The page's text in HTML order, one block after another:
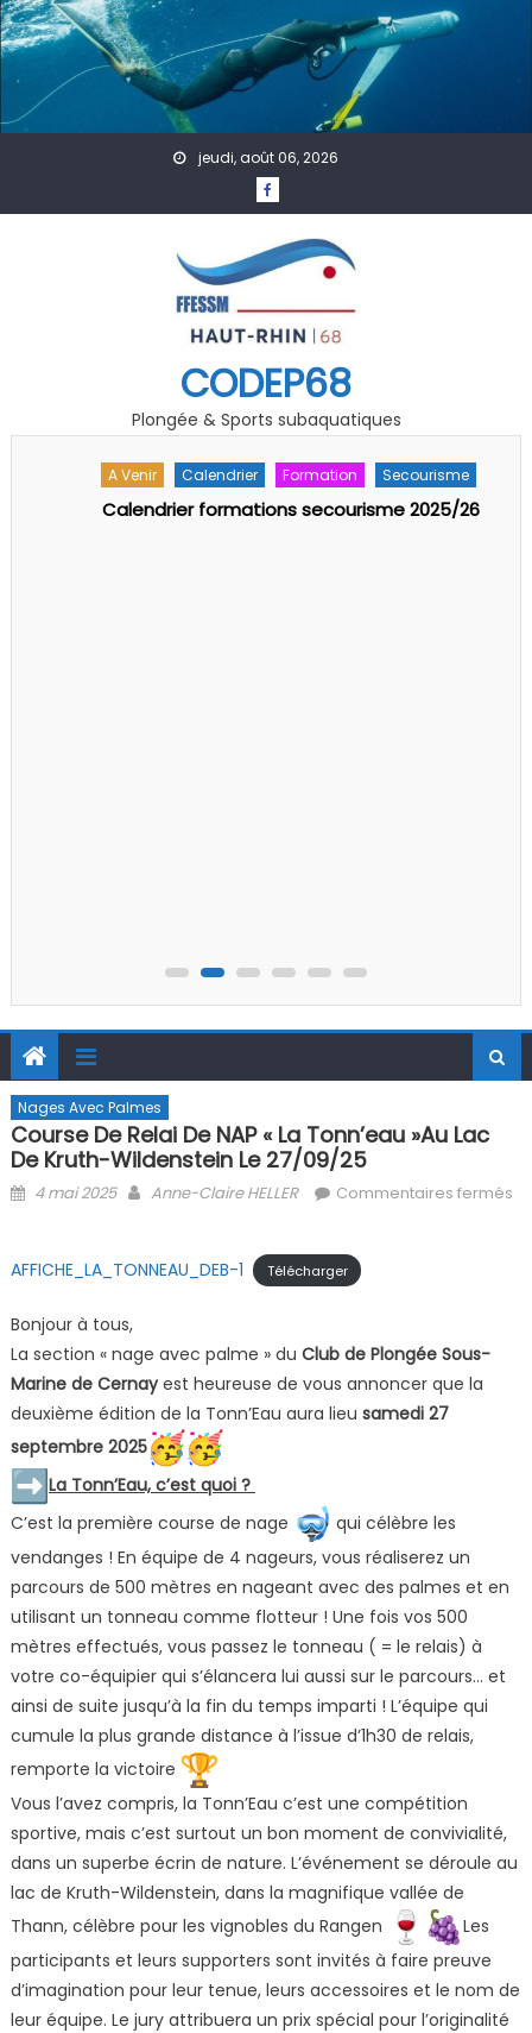
Skip to content
jeudi, août 06, 2026
CODEP68
Plongée & Sports subaquatiques
A Venir Calendrier Formation Secourisme
Calendrier formations secourisme 2025/26
Nages Avec Palmes
Course De Relai De NAP « La Tonn’eau »au Lac
De Kruth-Wildenstein Le 27/09/25
Posted on
4 mai 2025 Author
Anne-Claire HELLER
Commentaires fermés
AFFICHE_LA_TONNEAU_DEB-1 Télécharger
Bonjour à tous,
La section « nage avec palme » du Club de Plongée Sous-
Marine de Cernayest heureuse de vous annoncer que la
deuxième édition de la Tonn’Eau aura lieu samedi 27
septembre 2025
La Tonn’Eau, c’est quoi ?
C’est la première course de nage
qui célèbre les
vendanges ! En équipe de 4 nageurs, vous réaliserez un
parcours de 500 mètres en nageant avec des palmes et en
utilisant un tonneau comme flotteur ! Une fois vos 500
mètres effectués, vous passez le tonneau ( = le relais) à
votre co-équipier qui s’élancera lui aussi sur le parcours… et
ainsi de suite jusqu’à la fin du temps imparti ! L’équipe qui
cumule la plus grande distance à l’issue d’1h30 de relais,
remporte la victoire
Vous l’avez compris, la Tonn’Eau c’est une compétition
sportive, mais c’est surtout un bon moment de convivialité,
dans un superbe écrin de nature. L’événement se déroule au
lac de Kruth-Wildenstein, dans la magnifique vallée de
Thann, célèbre pour les vignobles du Rangen
Les
participants et leurs supporters sont invités à faire preuve
d’imagination pour leur tenue, leurs accessoires et le nom de
leur équipe. Le jury attribuera un prix spécial pour l’originalité